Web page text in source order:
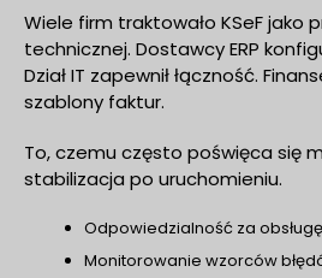
Wiele firm traktowało KSeF jako
technicznej. Dostawcy ERP
Dział IT zapewnił łączność.
szablony faktur.
To, czemu często poświęca się
stabilizacja po uruchomieniu.
Odpowiedzialność za
Monitorowanie wzorców